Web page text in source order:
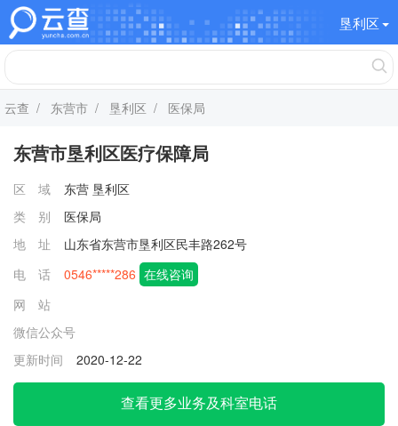
垦利区
云查 / 东营市 / 垦利区 / 医保局
东营市垦利区医疗保障局
区 域 东营 垦利区
类 别
医保局
地 址
山东省东营市垦利区民丰路262号
电 话
0546*****286 在线咨询
网 站
微信公众号
更新时间
2020-12-22
查看更多业务及科室电话